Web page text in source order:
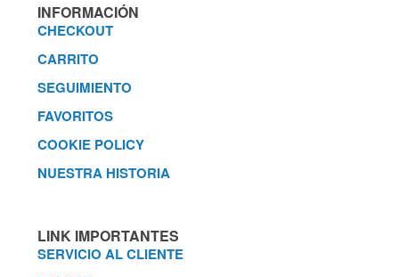
INFORMACIÓN
CHECKOUT
CARRITO
SEGUIMIENTO
FAVORITOS
COOKIE POLICY
NUESTRA HISTORIA
LINK IMPORTANTES
SERVICIO AL CLIENTE